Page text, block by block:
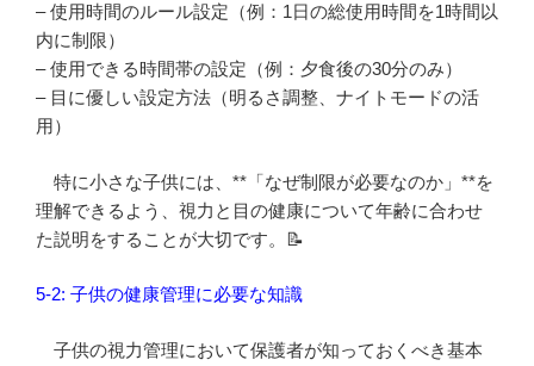
– 使用時間のルール設定（例：1日の総使用時間を1時間以
内に制限）
– 使用できる時間帯の設定（例：夕食後の30分のみ）
– 目に優しい設定方法（明るさ調整、ナイトモードの活
用）
特に小さな子供には、**「なぜ制限が必要なのか」**を
理解できるよう、視力と目の健康について年齢に合わせ
た説明をすることが大切です。📝
5-2: 子供の健康管理に必要な知識
子供の視力管理において保護者が知っておくべき基本